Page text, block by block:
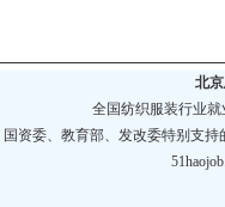
北
全国纺织服装行业
国资委、教育部、发改委特别支